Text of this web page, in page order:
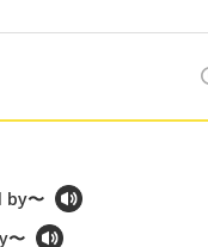
by〜
〜